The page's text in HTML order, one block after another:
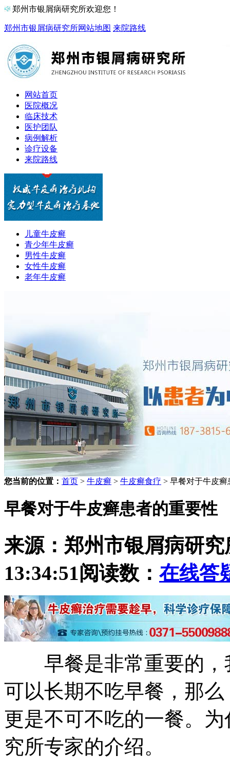
郑州市银屑病研究所欢迎您！
郑州市银屑病研究所网站地图 来院路线
网站首页
医院概况
临床技术
医护团队
病例解析
诊疗设备
来院路线
儿童牛皮癣
青少年牛皮癣
男性牛皮癣
女性牛皮癣
老年牛皮癣
您当前的位置： 首页 > 牛皮癣 > 牛皮癣食疗 > 早餐对于牛皮
早餐对于牛皮癣患者的重要性
来源：郑州市银屑病研究
13:34:51阅读数： 在线答
早餐是非常重要的，
可以长期不吃早餐，那
更是不可不吃的一餐。
究所专家的介绍。